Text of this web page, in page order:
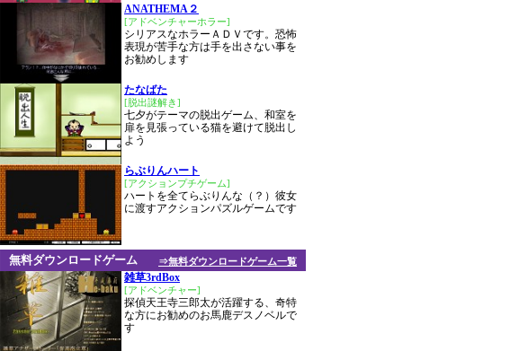
ANATHEMA２
[アドベンチャーホラー]
シリアスなホラーＡＤＶです。恐怖
表現が苦手な方は手を出さない事を
お勧めします
たなばた
[脱出謎解き]
七夕がテーマの脱出ゲーム、和室を
扉を見張っている猫を避けて脱出し
よう
らぶりんハート
[アクションプチゲーム]
ハートを全てらぶりんな（？）彼女
に渡すアクションパズルゲームです
⇒無料ダウンロードゲーム一覧
無料ダウンロードゲーム
雑草3rdBox
[アドベンチャー]
探偵天王寺三郎太が活躍する、奇特
な方にお勧めのお馬鹿デスノベルで
す